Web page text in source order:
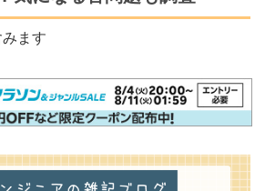
ます